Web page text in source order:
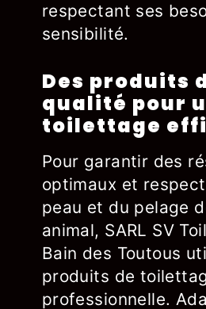
respectant ses
sensibilité.
Des produits
qualité pour
toilettage
Pour garantir des
optimaux et
peau et du pelage
animal, SARL SV
Bain des Toutous
produits de
professionnelle.